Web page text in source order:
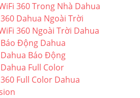
360 Trong Nhà Dahua
Dahua Ngoài Trời
360 Ngoài Trời Dahua
Động Dahua
Báo Động
Full Color
Full Color Dahua